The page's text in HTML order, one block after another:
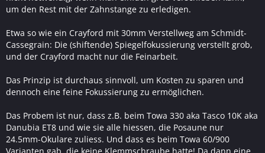
um den Rest mit der Zahnstange zu erledigen.
Etwa so wie ein Crayford mit 30mm Verstellweg am Schmidt-
Cassegrain: Die (shiftende) Spiegelfokussierung verstellt grob,
und der Crayford macht nur die Feinarbeit.
Das Prinzip ist durchaus sinnvoll, um Kosten zu sparen und
dennoch eine feine Fokussierung zu ermöglichen.
Das Probem ist nur, dass z.B. beim Towa 330 aka Tasco 10K aka
Danubia ET8 und wie sie alle hiessen, die Posaune nur
24.5mm-Okulare zuliess. Und dass es beim Towa 60/900